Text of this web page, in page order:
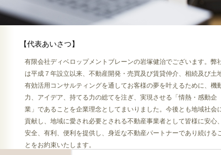
【代表あいさつ】
有限会社ディベロップメントブレーンの岩塚健治でございます。弊
は平成７年設立以来、不動産開発・売買及び賃貸仲介、相続及び土
有効活用コンサルティングを通してお客様の夢を叶えるために、機
力、アイデア、持てる力の総てを注ぎ、実現させる「情熱・感動企
業」であることを企業理念としてまいりました。今後とも地域社会
貢献し、地域に愛され必要とされる不動産事業者として皆様に安心
安全、有利、便利を提供し、身近な不動産パートナーであり続ける
とをお約束いたします。